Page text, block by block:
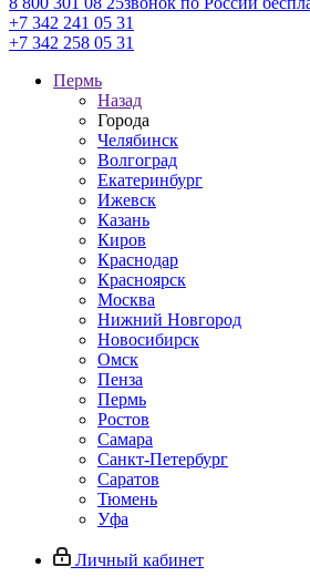
+7 342 241 05 31
+7 342 258 05 31
Пермь
Назад
Города
Челябинск
Волгоград
Екатеринбург
Ижевск
Казань
Киров
Краснодар
Красноярск
Москва
Нижний Новгород
Новосибирск
Омск
Пенза
Пермь
Ростов
Самара
Санкт-Петербург
Саратов
Тюмень
Уфа
Личный кабинет